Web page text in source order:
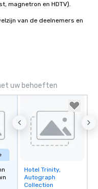
magnetron en HDTV).
van de deelnemers en
uw behoeften
Removed from
favorites
Hotel Trinity,
Autograph
Collection